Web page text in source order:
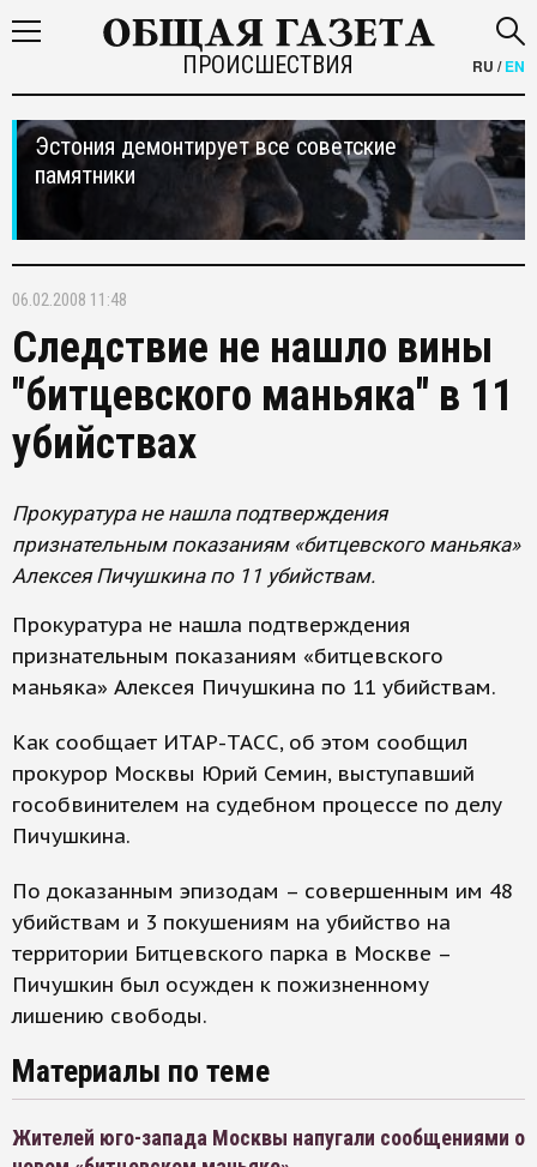
ПРОИСШЕСТВИЯ RU /EN
Эстония демонтирует все советские
памятники
06.02.2008 11:48
Следствие не нашло вины
"битцевского маньяка" в 11
убийствах
Прокуратура не нашла подтверждения
признательным показаниям «битцевского маньяка»
Алексея Пичушкина по 11 убийствам.
Прокуратура не нашла подтверждения
признательным показаниям «битцевского
маньяка» Алексея Пичушкина по 11 убийствам.
Как сообщает ИТАР-ТАСС, об этом сообщил
прокурор Москвы Юрий Семин, выступавший
гособвинителем на судебном процессе по делу
Пичушкина.
По доказанным эпизодам – совершенным им 48
убийствам и 3 покушениям на убийство на
территории Битцевского парка в Москве –
Пичушкин был осужден к пожизненному
лишению свободы.
Материалы по теме
Жителей юго-запада Москвы напугали сообщениями о